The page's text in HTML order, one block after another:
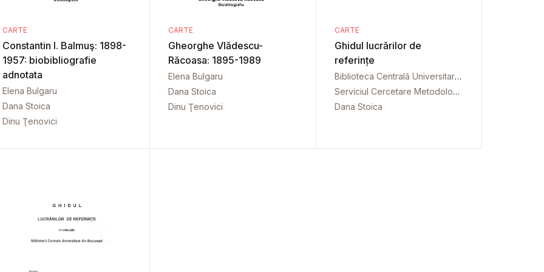
CARTE
Constantin I. Balmuş: 1898-
1957: biobibliografie
adnotata
Elena Bulgaru
Dana Stoica
Dinu Ţenovici
CARTE
Gheorghe Vlădescu-
Răcoasa: 1895-1989
Elena Bulgaru
Dana Stoica
Dinu Ţenovici
CARTE
Ghidul lucrărilor de
referințe
Biblioteca Centrală Universitară „Carol I” București
Serviciul Cercetare Metodologie
Dana Stoica